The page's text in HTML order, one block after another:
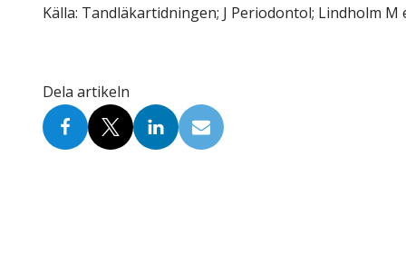
Källa: Tandläkartidningen; J Periodontol; Lindholm M
Dela artikeln